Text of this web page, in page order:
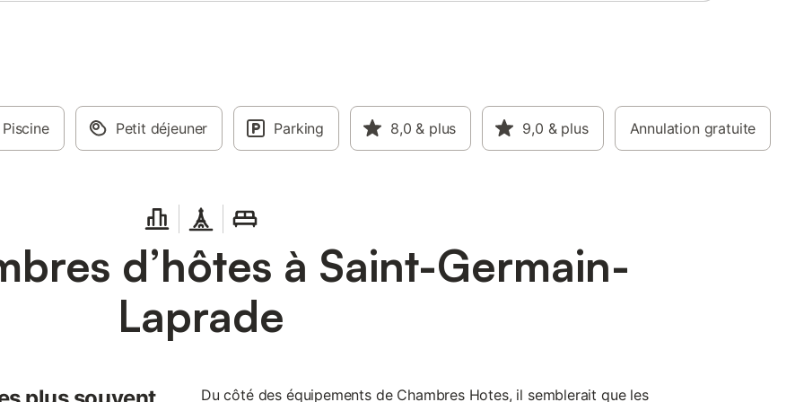
Piscine Petit déjeuner Parking 8,0 & plus 9,0 & plus Annulation gratuite
d’hôtes à Saint-Germain-
Laprade
Du côté des équipements de Chambres Hotes, il semblerait que les